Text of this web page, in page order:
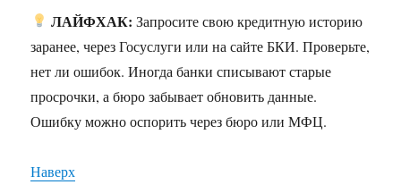
ЛАЙФХАК: Запросите свою кредитную историю
заранее, через Госуслуги или на сайте БКИ. Проверьте,
нет ли ошибок. Иногда банки списывают старые
просрочки, а бюро забывает обновить данные.
Ошибку можно оспорить через бюро или МФЦ.
Наверх